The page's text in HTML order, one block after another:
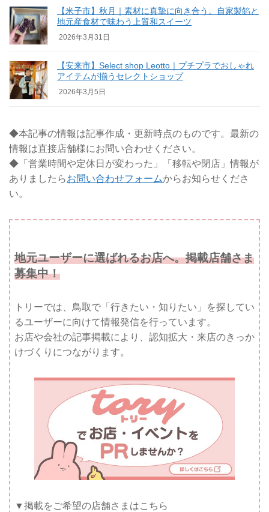
【米子市】秋月｜素材に真摯に向き合う。自家製餡と
地元産食材で味わう上質和スイーツ
2026年3月31日
【安来市】Select shop Leotto｜プチプラでおしゃれ
アイテムが揃うセレクトショップ
2026年3月5日
◆本記事の情報は記事作成・更新時点のものです。最新の
情報は直接店舗様にお問い合わせください。
◆「営業時間や定休日が変わった」「移転や閉店」情報が
ありましたらお問い合わせフォームからお知らせくださ
い。
地元ユーザーに選ばれるお店へ。掲載店舗さま
募集中！
トリーでは、鳥取で「行きたい・知りたい」を探してい
るユーザーに向けて情報発信を行っています。
お店や会社の記事掲載により、認知拡大・来店のきっか
けづくりにつながります。
▼掲載をご希望の店舗さまはこちら